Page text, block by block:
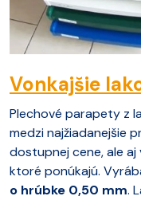
Vonkajšie
Plechové parapety z
medzi najžiadanejšie
dostupnej cene, ale
ktoré ponúkajú.
o hrúbke 0,50 mm.